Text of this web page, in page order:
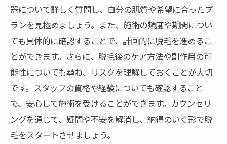
器について詳しく質問し、自分の肌質や希望に合ったプ
ランを見極めましょう。また、施術の頻度や期間につい
ても具体的に確認することで、計画的に脱毛を進めるこ
とができます。さらに、脱毛後のケア方法や副作用の可
能性についても尋ね、リスクを理解しておくことが大切
です。スタッフの資格や経験についても確認すること
で、安心して施術を受けることができます。カウンセリ
ングを通じて、疑問や不安を解消し、納得のいく形で脱
毛をスタートさせましょう。